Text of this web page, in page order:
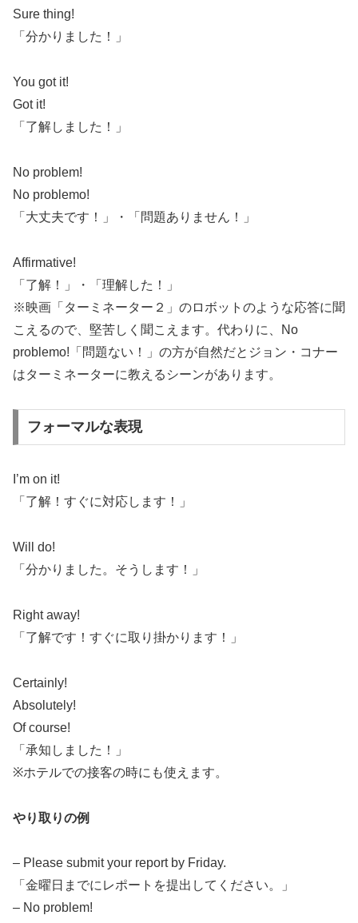
Sure thing!
「分かりました！」
You got it!
Got it!
「了解しました！」
No problem!
No problemo!
「大丈夫です！」・「問題ありません！」
Affirmative!
「了解！」・「理解した！」
※映画「ターミネーター２」のロボットのような応答に聞
こえるので、堅苦しく聞こえます。代わりに、No
problemo!「問題ない！」の方が自然だとジョン・コナー
はターミネーターに教えるシーンがあります。
フォーマルな表現
I’m on it!
「了解！すぐに対応します！」
Will do!
「分かりました。そうします！」
Right away!
「了解です！すぐに取り掛かります！」
Certainly!
Absolutely!
Of course!
「承知しました！」
※ホテルでの接客の時にも使えます。
やり取りの例
– Please submit your report by Friday.
「金曜日までにレポートを提出してください。」
– No problem!